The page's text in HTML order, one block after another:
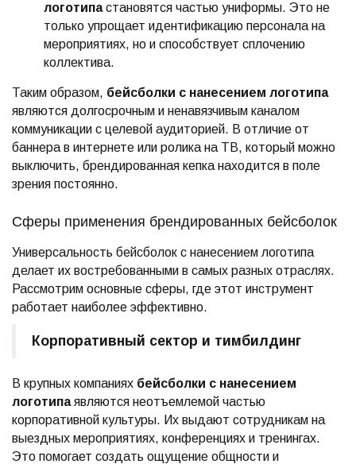
логотипастановятся частью униформы. Это не
только упрощает идентификацию персонала на
мероприятиях, но и способствует сплочению
коллектива.
Таким образом, бейсболки с нанесением логотипа
являются долгосрочным и ненавязчивым каналом
коммуникации с целевой аудиторией. В отличие от
баннера в интернете или ролика на ТВ, который можно
выключить, брендированная кепка находится в поле
зрения постоянно.
Сферы применения брендированных бейсболок
Универсальность бейсболок с нанесением логотипа
делает их востребованными в самых разных отраслях.
Рассмотрим основные сферы, где этот инструмент
работает наиболее эффективно.
Корпоративный сектор и тимбилдинг
В крупных компаниях бейсболки с нанесением
логотипаявляются неотъемлемой частью
корпоративной культуры. Их выдают сотрудникам на
выездных мероприятиях, конференциях и тренингах.
Это помогает создать ощущение общности и